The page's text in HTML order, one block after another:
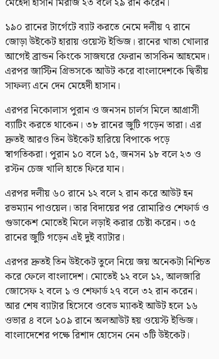
১৯০ রানের টার্গেটে ব্যাট করতে নেমে দলীয় ৭ রানে
জোড়া উইকেট হারায় ওয়েস্ট ইন্ডিজ। রানের খাতা খোলার
আগেই ব্রান্ডন কিংকে সাজঘরে ফেরান তাসকিন আহমেদ।
এরপর জাস্টিন গ্রিভসকে আউট করে বাংলাদেশকে দ্বিতীয়
সাফল্য এনে দেন মেহেদী হাসান।
এরপর নিকোলাস পুরান ও জনসন চার্লস মিলে আগ্রাসী
ব্যাটিং করতে থাকেন। ৩৮ রানের জুটি গড়েন তারা। এর
দ্রুতই আরও তিন উইকেট হারিয়ে বিপাকে পড়ে
স্বাগতিকরা। পুরান ১০ বলে ১৫, জনসন ১৮ বলে ২৩ ও
রস্টন চেজ খালি হাতে ফিরে যান।
এরপর দলীয় ৬০ রানে ১২ বলে ২ রান করে আউট হন
রভম্যান পাওয়েল। তার বিদায়ের পর রোমারিও শেফার্ড ও
গুডাকেশ মোতেই মিলে লড়াই করার চেষ্টা করেন। ৩৫
রানের জুটি গড়েন এই দুই ব্যাটার।
এরপর দ্রুতই তিন উইকেট তুলে নিয়ে জয় অনেকটা নিশ্চিত
করে ফেলে বাংলাদেশ। মোতেই ১২ বলে ১২, আলজারি
জোসেফ ২ বলে ১ ও শেফার্ড ২৭ বলে ৩২ রান করেন।
আর শেষ ব্যাটার হিসেবে ওবেড ম্যাকই আউট হলে ১৬
ওভার ৪ বলে ১০৯ রানে অলআউট হয় ওয়েস্ট ইন্ডিজ।
বাংলাদেশের পক্ষে রিশাদ হোসেন নেন ৩টি উইকেট।